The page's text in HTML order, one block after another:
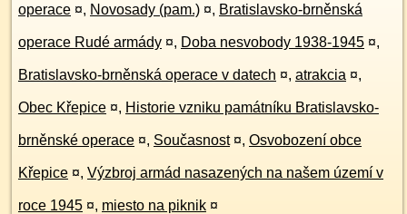
operace ¤, Novosady (pam.) ¤, Bratislavsko-brněnská
operace Rudé armády ¤, Doba nesvobody 1938-1945 ¤,
Bratislavsko-brněnská operace v datech ¤, atrakcia ¤,
Obec Křepice ¤, Historie vzniku památníku Bratislavsko-
brněnské operace ¤, Současnost ¤, Osvobození obce
Křepice ¤, Výzbroj armád nasazených na našem území v
roce 1945 ¤, miesto na piknik ¤